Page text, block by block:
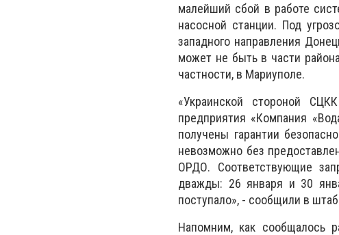
малейший сбой в работе
насосной станции. Под
западного направления
может не быть в части
частности, в Мариуполе.
«Украинской стороной
предприятия «Компания
получены гарантии
невозможно без
ОРДО. Соответствующие
дважды: 26 января и 30
поступало», - сообщили в
Напомним, как сообщалось